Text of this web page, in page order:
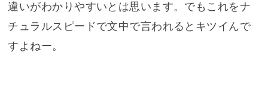
違いがわかりやすいとは思います。でもこれをナ
チュラルスピードで文中で言われるとキツイんで
すよねー。